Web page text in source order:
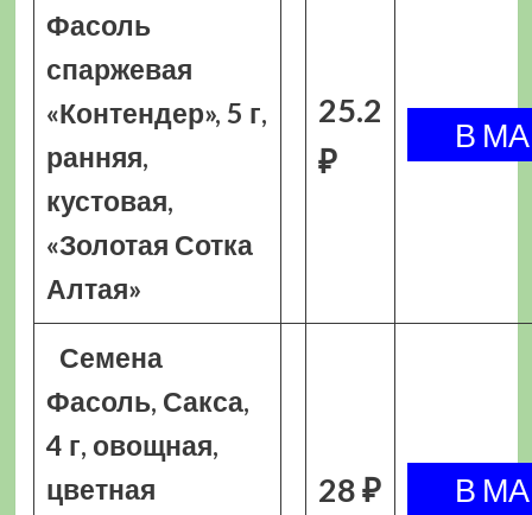
Фасоль
спаржевая
«Контендер», 5 г,
ранняя,
кустовая,
«Золотая Сотка
Алтая»
25.2
₽
Семена
Фасоль, Сакса,
4 г, овощная,
цветная
28 ₽